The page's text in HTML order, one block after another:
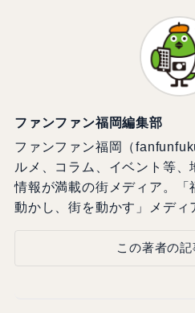
ファンファン福岡編集部
ファンファン福岡（
ルメ、コラム、イベント等
情報が満載の街メディア。「
動かし、街を動かす」メディ
この著者の